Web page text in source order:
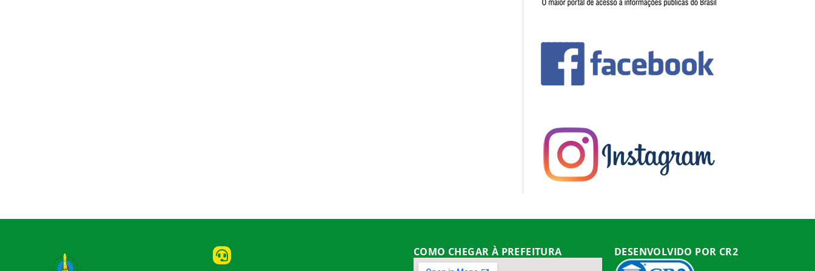
COMO CHEGAR À PREFEITURA DESENVOLVIDO POR CR2